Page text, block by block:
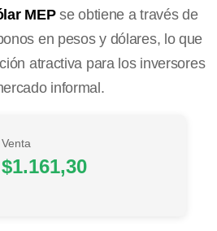
MEPse obtiene a través de
en pesos y dólares, lo que
atractiva para los inversores
informal.
Venta
$1.161,30